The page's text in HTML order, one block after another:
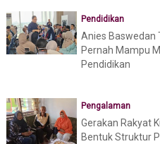
Pendidikan
Anies Baswedan
Pernah Mampu
Pendidikan
Pengalaman
Gerakan Rakyat
Bentuk Struktur